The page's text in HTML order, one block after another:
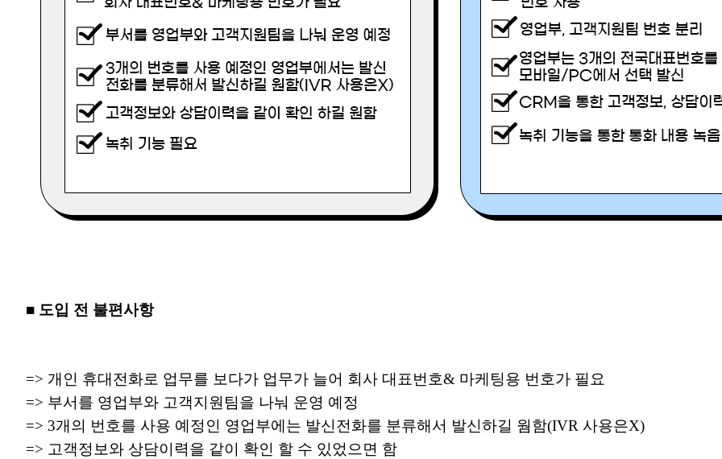
■ 도입 전 불편사항
=> 개인 휴대전화로 업무를 보다가 업무가 늘어 회사 대표번호& 마케팅용 번호가 필요
=> 부서를 영업부와 고객지원팀을 나눠 운영 예정
=> 3개의 번호를 사용 예정인 영업부에는 발신전화를 분류해서 발신하길 웜함(IVR 사용은X)
=> 고객정보와 상담이력을 같이 확인 할 수 있었으면 함